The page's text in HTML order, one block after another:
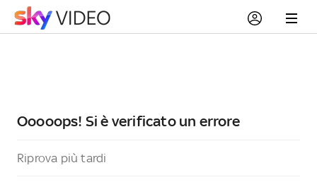
Ooooops! Si è verificato un errore
Riprova più tardi